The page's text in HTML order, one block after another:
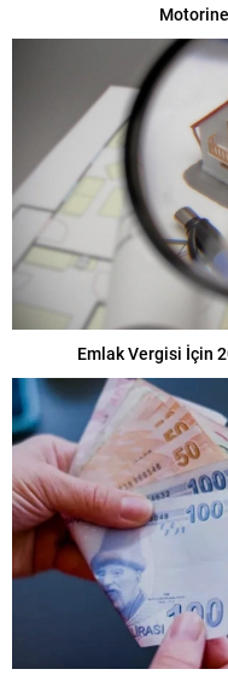
Emlak Vergisi İçin